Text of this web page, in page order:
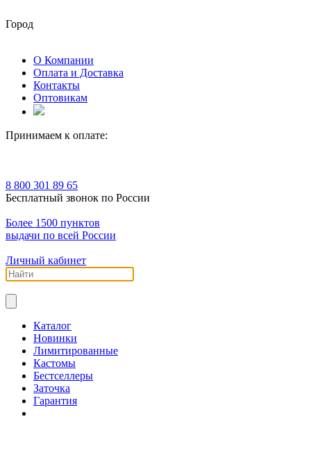
Город
О Компании
Оплата и Доставка
Контакты
Оптовикам
Принимаем к оплате:
8 800 301 89 65
Бесплатный звонок по России
Более 1500 пунктов
выдачи по всей России
Личный кабинет
Каталог
Новинки
Лимитированные
Кастомы
Бестселлеры
Заточка
Гарантия